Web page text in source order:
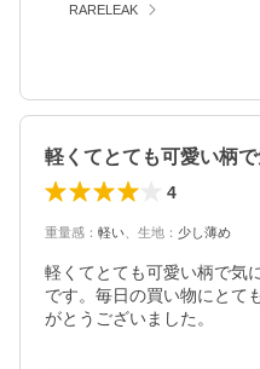
RARELEAK
4
重量感 ： 軽い 生地 ： 少し薄め
軽くてとても可愛い柄で気
です。毎日の買い物にとて
がとうございました。